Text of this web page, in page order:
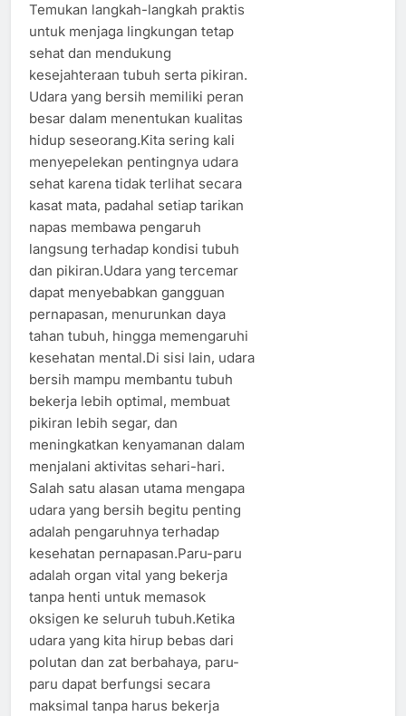
Temukan langkah-langkah praktis
untuk menjaga lingkungan tetap
sehat dan mendukung
kesejahteraan tubuh serta pikiran.
Udara yang bersih memiliki peran
besar dalam menentukan kualitas
hidup seseorang.Kita sering kali
menyepelekan pentingnya udara
sehat karena tidak terlihat secara
kasat mata, padahal setiap tarikan
napas membawa pengaruh
langsung terhadap kondisi tubuh
dan pikiran.Udara yang tercemar
dapat menyebabkan gangguan
pernapasan, menurunkan daya
tahan tubuh, hingga memengaruhi
kesehatan mental.Di sisi lain, udara
bersih mampu membantu tubuh
bekerja lebih optimal, membuat
pikiran lebih segar, dan
meningkatkan kenyamanan dalam
menjalani aktivitas sehari-hari.
Salah satu alasan utama mengapa
udara yang bersih begitu penting
adalah pengaruhnya terhadap
kesehatan pernapasan.Paru-paru
adalah organ vital yang bekerja
tanpa henti untuk memasok
oksigen ke seluruh tubuh.Ketika
udara yang kita hirup bebas dari
polutan dan zat berbahaya, paru-
paru dapat berfungsi secara
maksimal tanpa harus bekerja